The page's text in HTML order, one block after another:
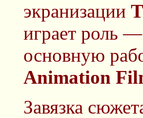
экранизации
играет роль
основную
Animation
Завязка